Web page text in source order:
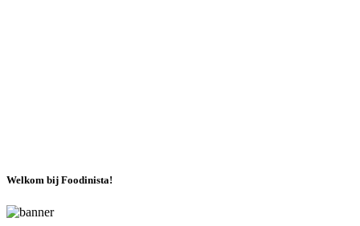
Welkom bij Foodinista!